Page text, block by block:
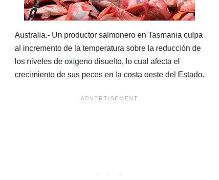
Australia.- Un productor salmonero en Tasmania culpa
al incremento de la temperatura sobre la reducción de
los niveles de oxígeno disuelto, lo cual afecta el
crecimiento de sus peces en la costa oeste del Estado.